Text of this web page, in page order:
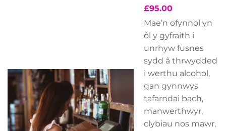
£95.00
Mae’n ofynnol yn
ôl y gyfraith i
unrhyw fusnes
sydd â thrwydded
i werthu alcohol,
gan gynnwys
tafarndai bach,
manwerthwyr,
clybiau nos mawr,